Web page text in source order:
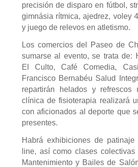
precisión de disparo en fútbol,
gimnásia rítmica, ajedrez, voley
y juego de relevos en atletismo.
Los comercios del Paseo de
sumarse al evento, se trata de:
El Culto, Café Comedia,
Francisco Bernabéu Salud
repartirán helados y refrescos
clínica de fisioterapia realizará
con aficionados al deporte que
presentes.
Habrá exhibiciones de
line, así como clases
Mantenimiento y Bailes de